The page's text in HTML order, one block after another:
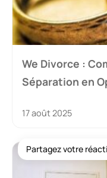
We Divorce :
Séparation en
17 août 2025
Partagez votre